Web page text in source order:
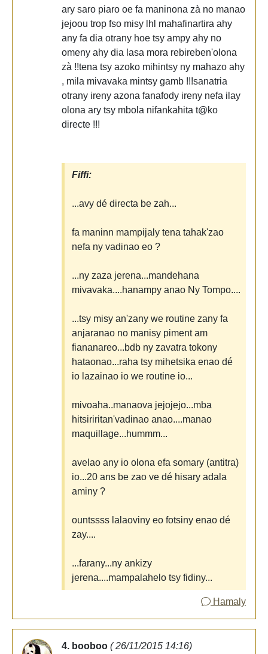
ary saro piaro oe fa maninona zà no manao
jejoou trop fso misy lhl mahafinartira ahy
any fa dia otrany hoe tsy ampy ahy no
omeny ahy dia lasa mora rebireben'olona
zà !!tena tsy azoko mihintsy ny mahazo ahy
, mila mivavaka mintsy gamb !!!sanatria
otrany ireny azona fanafody ireny nefa ilay
olona ary tsy mbola nifankahita t@ko
directe !!!
Fiffi:
...avy dé directa be zah...
fa maninn mampijaly tena tahak'zao
nefa ny vadinao eo ?
...ny zaza jerena...mandehana
mivavaka....hanampy anao Ny Tompo....
...tsy misy an'zany we routine zany fa
anjaranao no manisy piment am
fiananareo...bdb ny zavatra tokony
hataonao...raha tsy mihetsika enao dé
io lazainao io we routine io...
mivoaha..manaova jejojejo...mba
hitsiriritan'vadinao anao....manao
maquillage...hummm...
avelao any io olona efa somary (antitra)
io...20 ans be zao ve dé hisary adala
aminy ?
ountssss lalaoviny eo fotsiny enao dé
zay....
...farany...ny ankizy
jerena....mampalahelo tsy fidiny...
Hamaly
4. booboo ( 26/11/2015 14:16)